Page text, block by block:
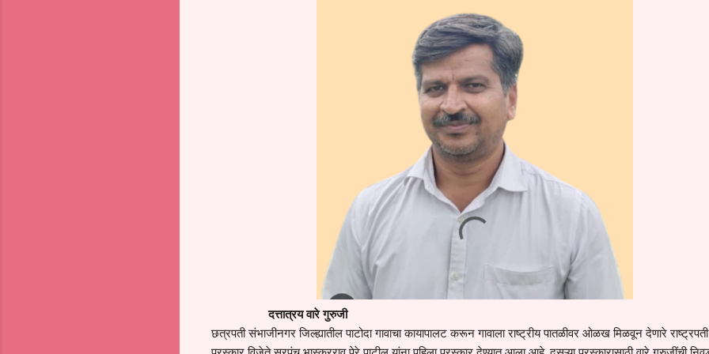
दत्तात्रय वारे गुरुजी
छत्रपती संभाजीनगर जिल्ह्यातील पाटोदा गावाचा कायापालट करून गावाला राष्ट्रीय पातळीवर ओळख मिळवून देणारे राष्ट्रपती